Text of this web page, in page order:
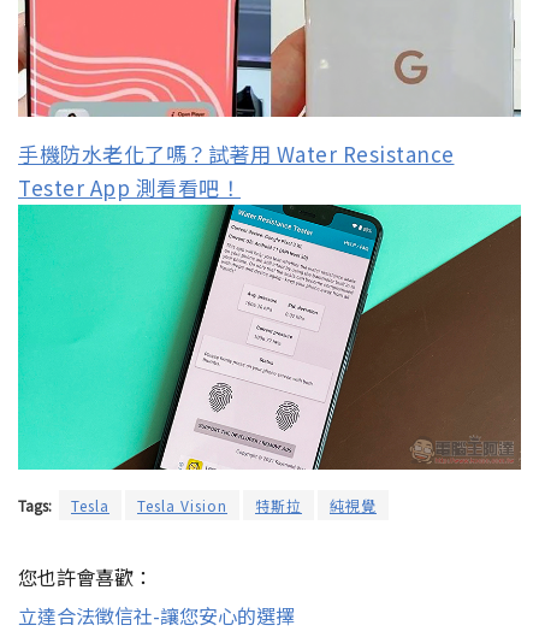
手機防水老化了嗎？試著用 Water Resistance
Tester App 測看看吧！
Tags: Tesla Tesla Vision 特斯拉 純視覺
您也許會喜歡：
立達合法徵信社-讓您安心的選擇